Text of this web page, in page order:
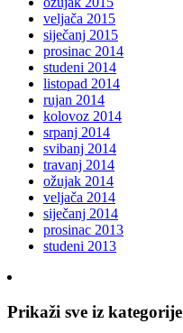
veljača 2015
siječanj 2015
prosinac 2014
studeni 2014
listopad 2014
rujan 2014
kolovoz 2014
srpanj 2014
svibanj 2014
travanj 2014
ožujak 2014
veljača 2014
siječanj 2014
prosinac 2013
studeni 2013
Prikaži sve iz kategorije